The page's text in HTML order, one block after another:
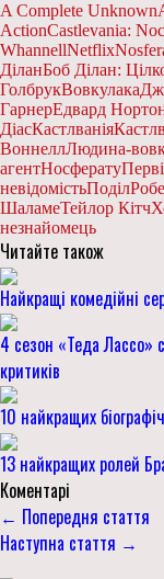
A Complete Unknown
ActionCastlevania:
WhannellNetflix
ДіланБоб Ділан:
ГолбрукВовкулака
ГарнерЕдвард
ДіасКастлванія
ВоннеллЛюдина-
агентНосферату
невідомістьПоділ
ШаламеТейлор Кітч
незнайомець
Читайте також
Найкращі комедійні
4 сезон «Теда Лассо»
критиків
10 найкращих
13 найкращих ролей
Коментарі
← Попередня стаття
Наступна стаття →